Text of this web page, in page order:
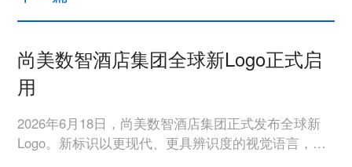
尚美数智酒店集团全球新Logo正式启
用
2026年6月18日，尚美数智酒店集团正式发布全球新
Logo。新标识以更现代、更具辨识度的视觉语言，传